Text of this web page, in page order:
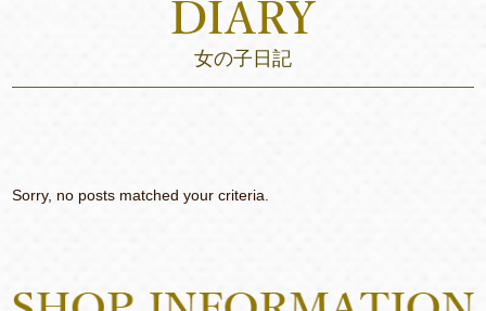
女の子日記
Sorry, no posts matched your criteria.